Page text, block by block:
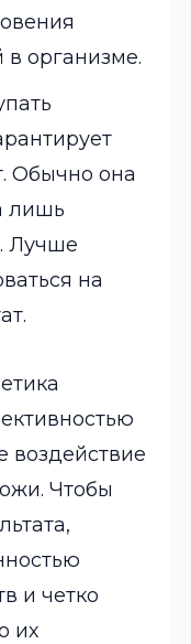
организме.
Обычно она
лишь
Лучше
на
воздействие
Чтобы
и четко
их